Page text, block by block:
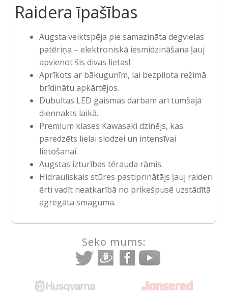
Raidera īpašības
Augsta veiktspēja pie samazināta degvielas
patēriņa – elektroniskā iesmidzināšana ļauj
apvienot šīs divas lietas!
Aprīkots ar bākugunīm, lai bezpilota režimā
brīdinātu apkārtējos.
Dubultas LED gaismas darbam arī tumšajā
diennakts laikā.
Premium klases Kawasaki dzinējs, kas
paredzēts lielai slodzei un intensīvai
lietošanai.
Augstas izturības tērauda rāmis.
Hidrauliskais stūres pastiprinātājs ļauj raideri
ērti vadīt neatkarībā no prikešpusē uzstādītā
agregāta smaguma.
Seko mums: